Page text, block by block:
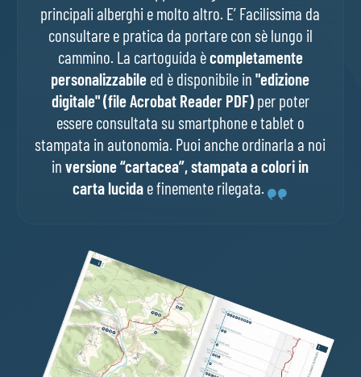
principali alberghi e molto altro. E’ Facilissima da
consultare e pratica da portare con sè lungo il
cammino. La cartoguida ècompletamente
personalizzabile ed è disponibile in"edizione
digitale" (file Acrobat Reader PDF)per poter
essere consultata su smartphone e tablet o
stampata in autonomia. Puoi anche ordinarla a noi
inversione “cartacea”, stampata a colori in
carta lucida e finemente rilegata.